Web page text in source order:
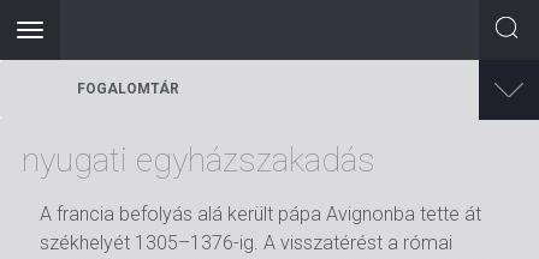
Toggle
navigation
FOGALOMTÁR
nyugati egyházszakadás
A francia befolyás alá került pápa Avignonba tette át
székhelyét 1305–1376-ig. A visszatérést a római